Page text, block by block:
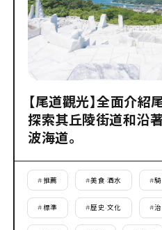
【尾道觀光】全面介
探索其丘陵街道和沿
波海道。
#推薦 #美食·酒水 #
#標準 #歷史·文化 #